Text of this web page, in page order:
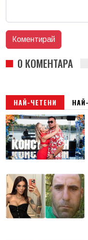
0 КОМЕНТАРА
НАЙ-ЧЕТЕНИ